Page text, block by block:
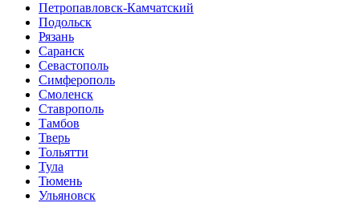
Петропавловск-Камчатский
Подольск
Рязань
Саранск
Севастополь
Симферополь
Смоленск
Ставрополь
Тамбов
Тверь
Тольятти
Тула
Тюмень
Ульяновск